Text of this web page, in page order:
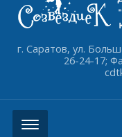
г. Саратов, ул.
26-24-17;